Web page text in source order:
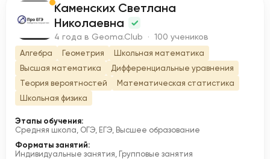
К
Каменских Светлана
Николаевна
4 года в Geoma.Club · 100 учеников
Алгебра Геометрия
Школьная математика
Высшая математика
Дифференциальные уравнения
Теория вероятностей
Математическая статистика
Школьная физика
Этапы обучения:
Средняя школа, ОГЭ, ЕГЭ, Высшее образование
Форматы занятий:
Индивидуальные занятия, Групповые занятия